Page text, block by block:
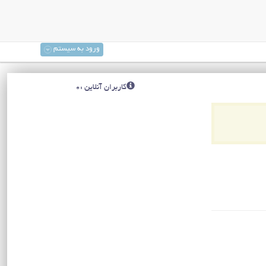
ورود به سیستم
کاربران آنلاین :0